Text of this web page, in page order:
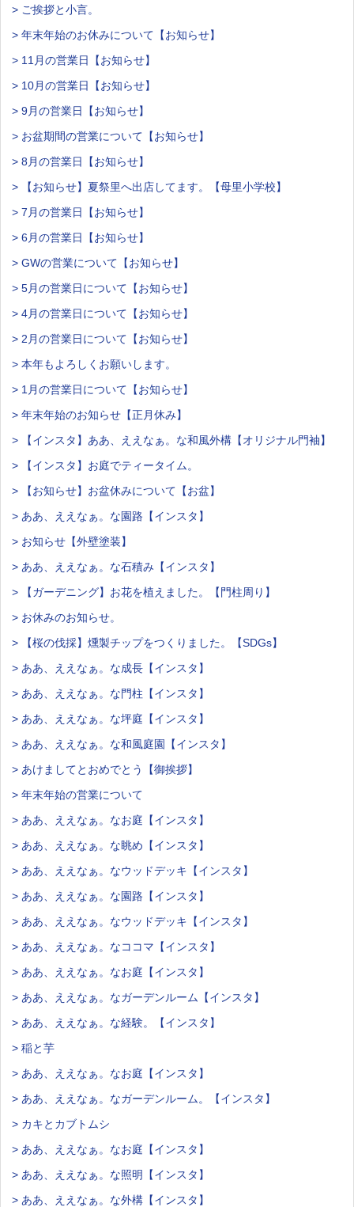
> ご挨拶と小言。
> 年末年始のお休みについて【お知らせ】
> 11月の営業日【お知らせ】
> 10月の営業日【お知らせ】
> 9月の営業日【お知らせ】
> お盆期間の営業について【お知らせ】
> 8月の営業日【お知らせ】
> 【お知らせ】夏祭里へ出店してます。【母里小学校】
> 7月の営業日【お知らせ】
> 6月の営業日【お知らせ】
> GWの営業について【お知らせ】
> 5月の営業日について【お知らせ】
> 4月の営業日について【お知らせ】
> 2月の営業日について【お知らせ】
> 本年もよろしくお願いします。
> 1月の営業日について【お知らせ】
> 年末年始のお知らせ【正月休み】
> 【インスタ】ああ、ええなぁ。な和風外構【オリジナル門袖】
> 【インスタ】お庭でティータイム。
> 【お知らせ】お盆休みについて【お盆】
> ああ、ええなぁ。な園路【インスタ】
> お知らせ【外壁塗装】
> ああ、ええなぁ。な石積み【インスタ】
> 【ガーデニング】お花を植えました。【門柱周り】
> お休みのお知らせ。
> 【桜の伐採】燻製チップをつくりました。【SDGs】
> ああ、ええなぁ。な成長【インスタ】
> ああ、ええなぁ。な門柱【インスタ】
> ああ、ええなぁ。な坪庭【インスタ】
> ああ、ええなぁ。な和風庭園【インスタ】
> あけましてとおめでとう【御挨拶】
> 年末年始の営業について
> ああ、ええなぁ。なお庭【インスタ】
> ああ、ええなぁ。な眺め【インスタ】
> ああ、ええなぁ。なウッドデッキ【インスタ】
> ああ、ええなぁ。な園路【インスタ】
> ああ、ええなぁ。なウッドデッキ【インスタ】
> ああ、ええなぁ。なココマ【インスタ】
> ああ、ええなぁ。なお庭【インスタ】
> ああ、ええなぁ。なガーデンルーム【インスタ】
> ああ、ええなぁ。な経験。【インスタ】
> 稲と芋
> ああ、ええなぁ。なお庭【インスタ】
> ああ、ええなぁ。なガーデンルーム。【インスタ】
> カキとカブトムシ
> ああ、ええなぁ。なお庭【インスタ】
> ああ、ええなぁ。な照明【インスタ】
> ああ、ええなぁ。な外構【インスタ】